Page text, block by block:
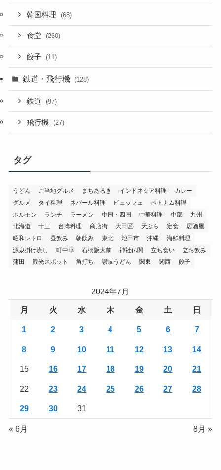
韓国料理 (68)
食堂 (260)
餃子 (11)
鉄道・飛行機 (128)
鉄道 (97)
飛行機 (27)
タグ
うどん ご当地グルメ まちあるき インドネシア料理
カレー
グルメ
タイ料理 ネパール料理 ビュッフェ
ベトナム料理
ホルモン
ランチ ラーメン 中国・四国 中華料理 中部
九州
北海道
十三 台湾料理 商店街 大田区 天ぷら 定食
居酒屋
昭和レトロ
昼飲み 朝飲み 東北 池田市 沖縄
海鮮料理
源泉掛け流し
町中華 石橋阪大前 神社仏閣 立ち食い
立ち飲み
蒲田
観光スポット 角打ち 讃岐うどん 関東 関西 餃子
2024年7月
月 火 水 木 金 土 日
1 2 3 4 5 6 7
8 9 10 11 12 13 14
15 16 17 18 19 20 21
22 23 24 25 26 27 28
29 30 31
« 6月 8月 »